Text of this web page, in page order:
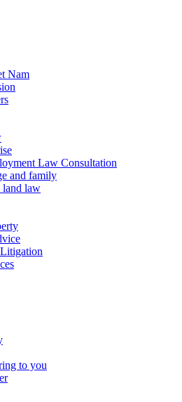
Nam
Law Consultation
and family
land law
to you